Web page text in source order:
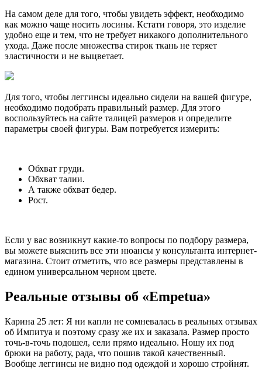
На самом деле для того, чтобы увидеть эффект, необходимо
как можно чаще носить лосины. Кстати говоря, это изделие
удобно еще и тем, что не требует никакого дополнительного
ухода. Даже после множества стирок ткань не теряет
эластичности и не выцветает.
Для того, чтобы леггинсы идеально сидели на вашей фигуре,
необходимо подобрать правильный размер. Для этого
воспользуйтесь на сайте талицей размеров и определите
параметры своей фигуры. Вам потребуется измерить:
Обхват груди.
Обхват талии.
А также обхват бедер.
Рост.
Если у вас возникнут какие-то вопросы по подбору размера,
вы можете выяснить все эти нюансы у консультанта интернет-
магазина. Стоит отметить, что все размеры представлены в
едином универсальном черном цвете.
Реальные отзывы об «Empetua»
Карина 25 лет: Я ни капли не сомневалась в реальных отзывах
об Импитуа и поэтому сразу же их и заказала. Размер просто
точь-в-точь подошел, сели прямо идеально. Ношу их под
брюки на работу, рада, что пошив такой качественный.
Вообще леггинсы не видно под одеждой и хорошо стройнят.